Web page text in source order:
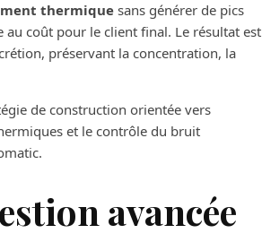
thermique sans générer de pics
coût pour le client final. Le résultat est
préservant la concentration, la
de construction orientée vers
et le contrôle du bruit
avancée